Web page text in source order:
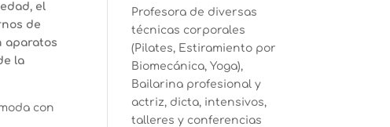
el
de
aparatos
la
con
Profesora de diversas
técnicas corporales
(Pilates, Estiramiento por
Biomecánica, Yoga),
Bailarina profesional y
actriz, dicta, intensivos,
talleres y conferencias